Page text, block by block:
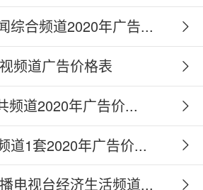
综合频道2020年广告...
频道广告价格表
频道2020年广告价...
道1套2020年广告价...
电视台经济生活频道...